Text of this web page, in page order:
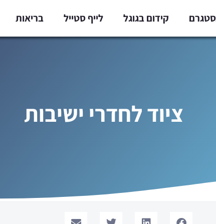
קידום בגוגל לייף סטייל בריאות
ציוד לחדרי ישיבות